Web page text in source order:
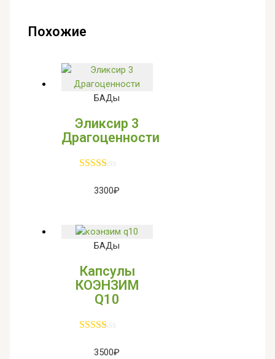
Похожие
БАДы
Эликсир 3
Драгоценности
3300₽
БАДы
Капсулы
КОЭНЗИМ
Q10
3500₽